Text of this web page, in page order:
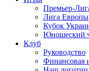
Премьер-
Лига Европы
Кубок
Юношеский
Клуб
Руководство
Финансовая